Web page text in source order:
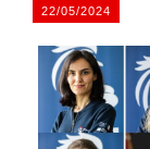
22/05/2024